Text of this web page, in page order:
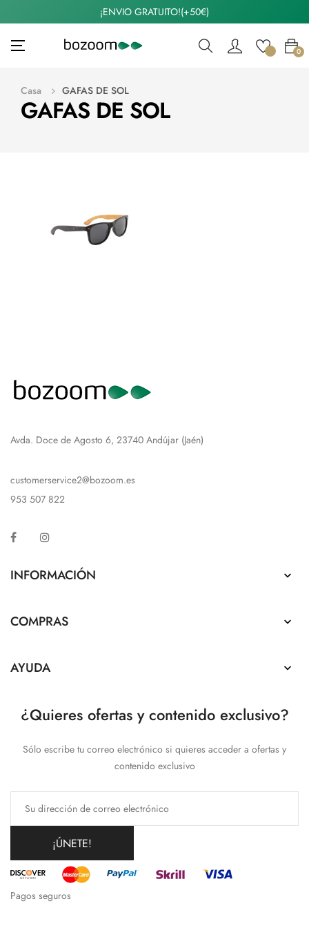
¡ENVIO GRATUITO!(+50€)
Navegación
☰ 0
GAFAS DE SOL
Casa GAFAS DE SOL
Avda. Doce de Agosto 6, 23740 Andújar (Jaén)
customerservice2@bozoom.es
953 507 822
Facebook
INFORMACIÓN 
COMPRAS 
AYUDA 
¿Quieres ofertas y contenido exclusivo?
Sólo escribe tu correo electrónico si quieres acceder a ofertas y
contenido exclusivo
¡ÚNETE!
Pagos seguros